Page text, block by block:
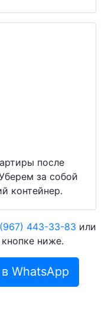
после
за собой
контейнер.
443-33-83 или
ниже.
WhatsApp